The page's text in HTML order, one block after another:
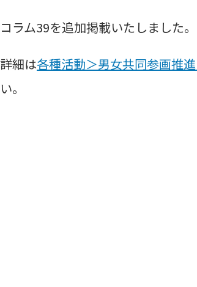
コラム39を追加掲載いたしました。
詳細は各種活動＞男女共同参画推
い。